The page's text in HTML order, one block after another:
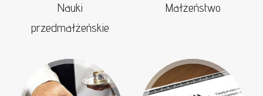
Nauki
przedmałżeńskie
Małżeństwo